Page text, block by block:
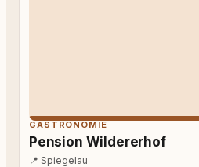
GASTRONOMIE
Pension Wildererhof
📍 Spiegelau